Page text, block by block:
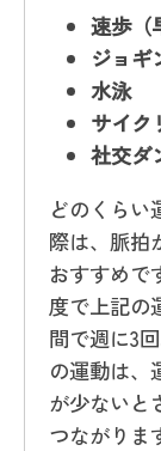
速歩（
ジョギ
水泳
サイク
社交ダ
どのくらい
際は、脈拍
おすすめで
度で上記の
間で週に3
の運動は、
が少ないと
つながりま